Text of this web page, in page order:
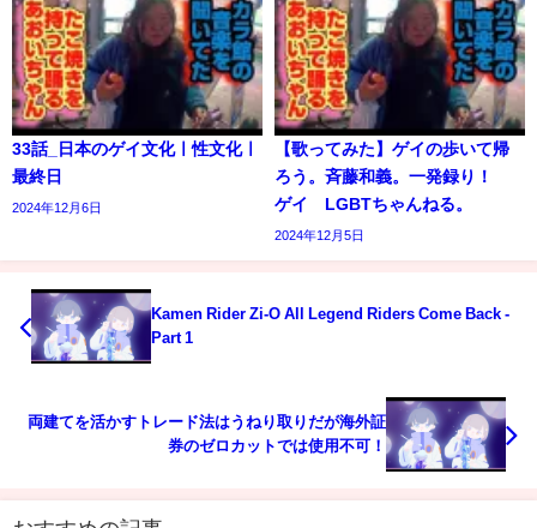
33話_日本のゲイ文化ㅣ性文化ㅣ
最終日
2024年12月6日
【歌ってみた】ゲイの歩いて帰
ろう。斉藤和義。一発録り！
ゲイ LGBTちゃんねる。
2024年12月5日
Kamen Rider Zi-O All Legend Riders Come Back -
Part 1
両建てを活かすトレード法はうねり取りだが海外証
券のゼロカットでは使用不可！